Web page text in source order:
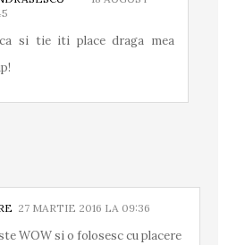
si tie iti place draga mea
27 MARTIE 2016 LA 09:36
WOW si o folosesc cu placere